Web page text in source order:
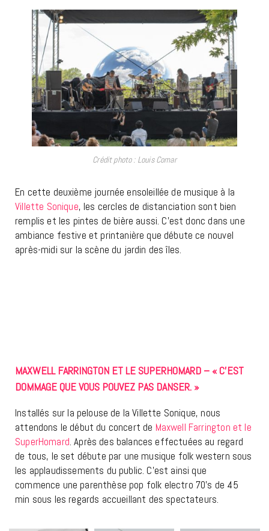
Crédit photo : Louis Comar
En cette deuxième journée ensoleillée de musique à la
Villette Sonique, les cercles de distanciation sont bien
remplis et les pintes de bière aussi. C’est donc dans une
ambiance festive et printanière que débute ce nouvel
après-midi sur la scène du jardin des îles.
MAXWELL FARRINGTON ET LE SUPERHOMARD – « C’EST
DOMMAGE QUE VOUS POUVEZ PAS DANSER. »
Installés sur la pelouse de la Villette Sonique, nous
attendons le début du concert de Maxwell Farrington et le
SuperHomard. Après des balances effectuées au regard
de tous, le set débute par une musique folk western sous
les applaudissements du public. C’est ainsi que
commence une parenthèse pop folk electro 70’s de 45
min sous les regards accueillant des spectateurs.